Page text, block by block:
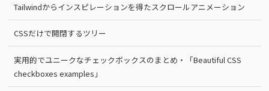
Tailwindからインスピレーションを得たスクロールアニメーション
CSSだけで開閉するツリー
実用的でユニークなチェックボックスのまとめ・「Beautiful CSS
checkboxes examples」